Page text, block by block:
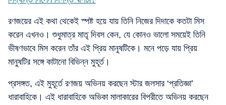
রণজয়ের এই কথা থেকেই স্পষ্ট হয়ে যায় তিনি নিজের দিদাকে কতটা মিস
করেন এখনও। শুধুমাত্র মাতৃ দিবস কেন, যে কোনও ভালো সময়েই তিনি
ভীষণভাবে মিস করেন তাঁর এই প্রিয় মানুষটিকে। মনে পড়ে যায় প্রিয়
মানুষটির সঙ্গে কাটানো বিভিন্ন মুহূর্ত।
প্রসঙ্গত, এই মুহূর্তে রণজয় অভিনয় করছেন স্টার জলসার ‘প্রতিজ্ঞা’
ধারাবাহিকে। এই ধারাবাহিকে অভিকা মালাকারের বিপরীতে অভিনয় করছেন